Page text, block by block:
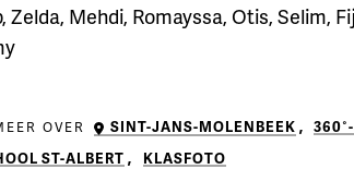
Zelda, Mehdi, Romayssa, Otis, Selim,
OVER SINT-JANS-MOLENBEEK ,
ST-ALBERT , KLASFOTO